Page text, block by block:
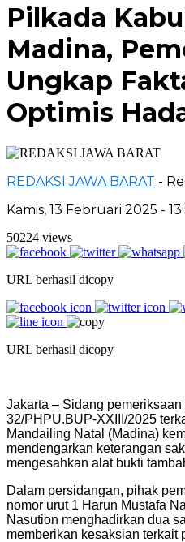
Pilkada
Madina,
Ungkap
Optimis
REDAKSI JAWA BARAT -
Kamis, 13 Februari 2025 -
50224 views
URL berhasil dicopy
URL berhasil dicopy
Jakarta – Sidang
32/PHPU.BUP-XXIII/2025
Mandailing Natal (Madina)
mendengarkan keterangan
mengesahkan alat bukti
Dalam persidangan, pihak
nomor urut 1 Harun Mustafa
Nasution menghadirkan dua
memberikan kesaksian terkait